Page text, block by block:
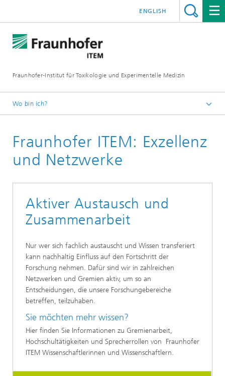
Fraunhofer-Institut für Toxikologie und Experimentelle Medizin
ENGLISH
Wo bin ich?
Institut
Fraunhofer ITEM: Exzellenz
und Netzwerke
Aktiver Austausch und
Zusammenarbeit
Nur wer sich fachlich austauscht und Wissen transferiert
kann nachhaltig Einfluss auf den Fortschritt der
Forschung nehmen. Dafür sind wir in zahlreichen
Netzwerken und Gremien aktiv, um so an
Entscheidungen, die unsere Forschungebereiche
betreffen, teilzuhaben.
Sie möchten mehr wissen?
Hier finden Sie Informationen zu Gremienarbeit,
Hochschultätigkeiten und Sprecherrollen von Fraunhofer
ITEM Wissenschaftlerinnen und Wissenschaftlern.